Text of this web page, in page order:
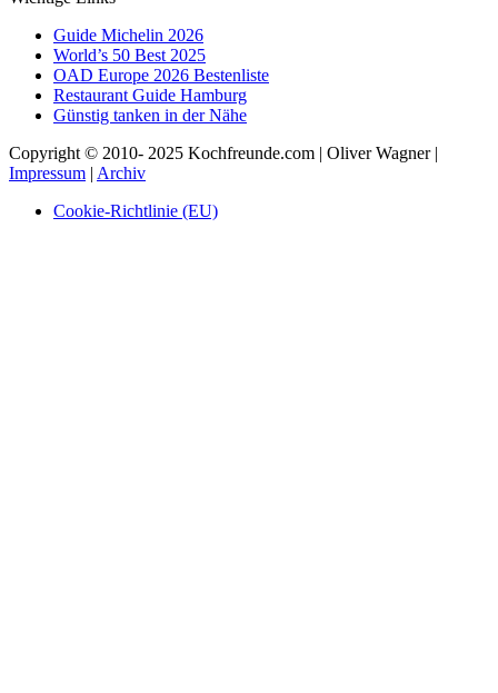
Guide Michelin 2026
World’s 50 Best 2025
OAD Europe 2026 Bestenliste
Restaurant Guide Hamburg
Günstig tanken in der Nähe
Copyright © 2010- 2025 Kochfreunde.com | Oliver Wagner |
Impressum | Archiv
Cookie-Richtlinie (EU)